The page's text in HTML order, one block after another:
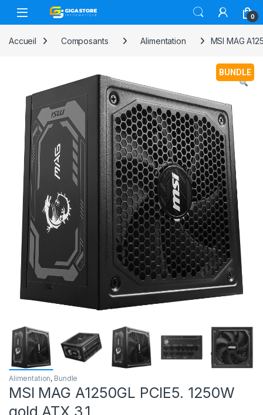
Skip to navigation
Skip to content
0
Accueil Composants Alimentation MSI MAG
BUNDLE
Alimentation, Bundle
MSI MAG A1250GL PCIE5. 1250W